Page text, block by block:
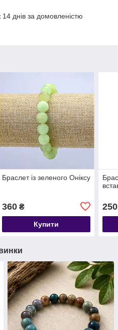
днів за домовленістю
Браслет із зеленого Оніксу
360₴
Купити
250